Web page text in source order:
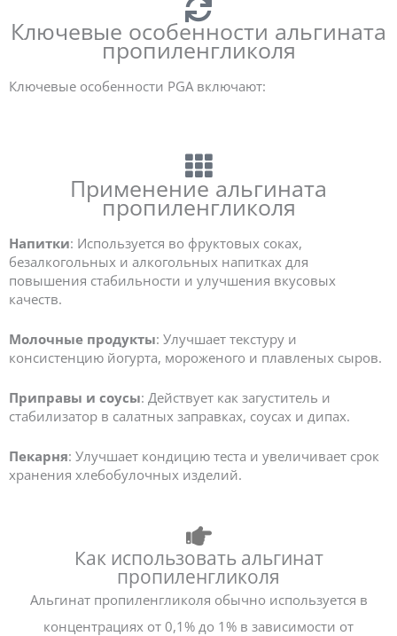
Ключевые особенности альгината
пропиленгликоля
Ключевые особенности PGA включают:
Применение альгината
пропиленгликоля
Напитки: Используется во фруктовых соках,
безалкогольных и алкогольных напитках для
повышения стабильности и улучшения вкусовых
качеств.
Молочные продукты: Улучшает текстуру и
консистенцию йогурта, мороженого и плавленых сыров.
Приправы и соусы: Действует как загуститель и
стабилизатор в салатных заправках, соусах и дипах.
Пекарня: Улучшает кондицию теста и увеличивает срок
хранения хлебобулочных изделий.
Как использовать альгинат
пропиленгликоля
Альгинат пропиленгликоля обычно используется в
концентрациях от 0,1% до 1% в зависимости от